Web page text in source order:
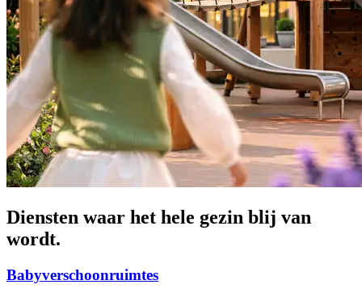
Diensten waar het hele gezin blij van
wordt.
Babyverschoonruimtes